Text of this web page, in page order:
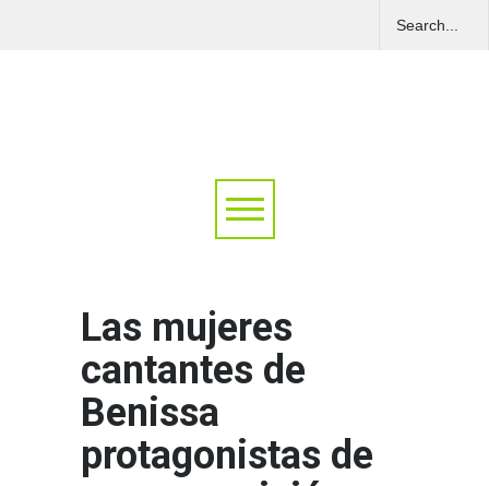
Las mujeres
cantantes de
Benissa
protagonistas de